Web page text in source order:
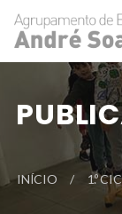
INÍCIO 1.º